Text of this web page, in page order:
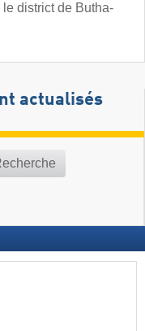
district de Butha-
actualisés